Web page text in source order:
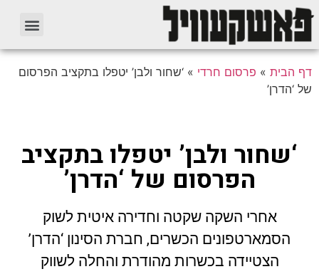
דף הבית » פרסום חרדי » ‘שחור ולבן’ יטפלו בתקציב הפרסום
של ‘הדרן’
‘שחור ולבן’ יטפלו בתקציב
הפרסום של ‘הדרן’
אחרי השקה שקטה וחדירה איטית לשוק
הסמארטפונים הכשרים, חברת הסינון ‘הדרן’
הצטיידה בכשרות מהודרת והחלה לשווק